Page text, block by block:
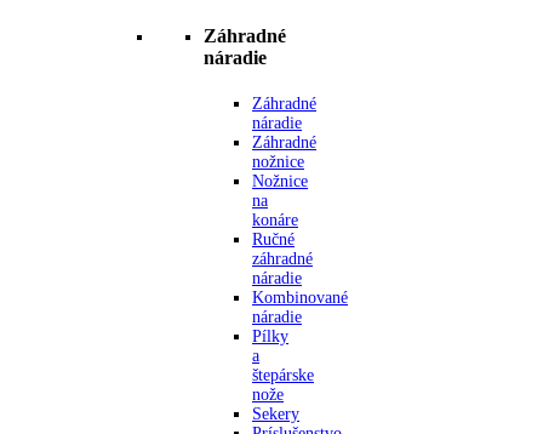
Záhradné
náradie
Záhradné
náradie
Záhradné
nožnice
Nožnice
na
konáre
Ručné
záhradné
náradie
Kombinované
náradie
Pílky
a
štepárske
nože
Sekery